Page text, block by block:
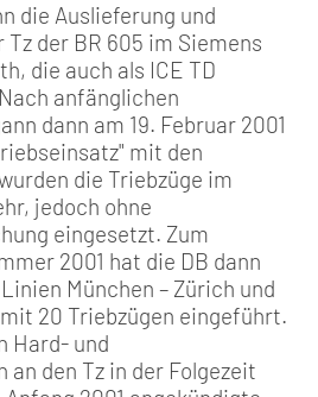
die Auslieferung und
der BR 605 im Siemens
die auch als ICE TD
anfänglichen
dann am 19. Februar 2001
mit den
die Triebzüge im
jedoch ohne
eingesetzt. Zum
2001 hat die DB dann
München – Zürich und
20 Triebzügen eingeführt.
Hard- und
den Tz in der Folgezeit